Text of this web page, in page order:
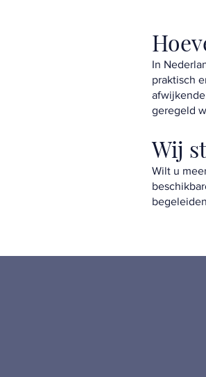
In
praktisch
geregeld
Wij
Wilt u